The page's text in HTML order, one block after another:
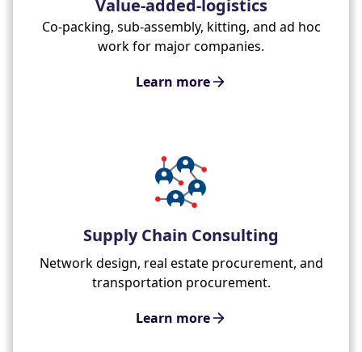
Value-added-logistics
Co-packing, sub-assembly, kitting, and ad hoc
work for major companies.
Learn more
Supply Chain Consulting
Network design, real estate procurement, and
transportation procurement.
Learn more